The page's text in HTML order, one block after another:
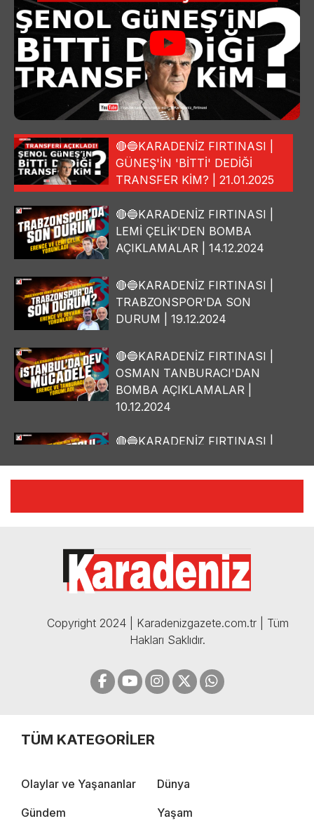
🔴🔵KARADENİZ FIRTINASI |
GÜNEŞ'İN 'BİTTİ' DEDİĞİ
TRANSFER KİM? | 21.01.2025
🔴🔵KARADENİZ FIRTINASI |
LEMİ ÇELİK'DEN BOMBA
AÇIKLAMALAR | 14.12.2024
🔴🔵KARADENİZ FIRTINASI |
TRABZONSPOR'DA SON
DURUM | 19.12.2024
🔴🔵KARADENİZ FIRTINASI |
OSMAN TANBURACI'DAN
BOMBA AÇIKLAMALAR |
10.12.2024
🔴🔵KARADENİZ FIRTINASI |
🔴🔵KARADENİZ FIRTINASI |
05.12.2024
Copyright 2024 | Karadenizgazete.com.tr | Tüm
Hakları Saklıdır.
TÜM KATEGORİLER
Olaylar ve Yaşananlar Dünya
Gündem Yaşam